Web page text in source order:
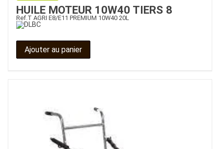
HUILE MOTEUR 10W40 TIERS 8
Ref.T AGRI E8/E11 PREMIUM 10W40 20L
Ajouter au panier